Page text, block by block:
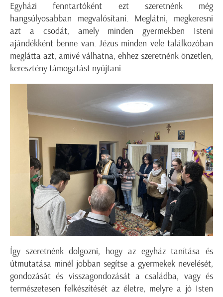
Egyházi fenntartóként ezt szeretnénk még
hangsúlyosabban megvalósítani. Meglátni, megkeresni
azt a csodát, amely minden gyermekben Isteni
ajándékként benne van. Jézus minden vele találkozóban
meglátta azt, amivé válhatna, ehhez szeretnénk önzetlen,
keresztény támogatást nyújtani.
Így szeretnénk dolgozni, hogy az egyház tanítása és
útmutatása minél jobban segítse a gyermekek nevelését,
gondozását és visszagondozását a családba, vagy és
természetesen felkészítését az életre, melyre a jó Isten